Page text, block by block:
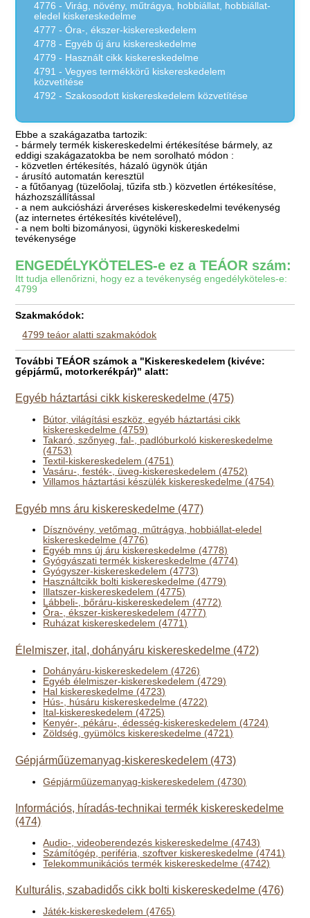
4776 - Virág, növény, műtrágya, hobbiállat, hobbiállat-
eledel kiskereskedelme
4777 - Óra-, ékszer-kiskereskedelem
4778 - Egyéb új áru kiskereskedelme
4779 - Használt cikk kiskereskedelme
4791 - Vegyes termékkörű kiskereskedelem
közvetítése
4792 - Szakosodott kiskereskedelem közvetítése
Ebbe a szakágazatba tartozik:
- bármely termék kiskereskedelmi értékesítése bármely, az
eddigi szakágazatokba be nem sorolható módon :
- közvetlen értékesítés, házaló ügynök útján
- árusító automatán keresztül
- a fűtőanyag (tüzelőolaj, tűzifa stb.) közvetlen értékesítése,
házhozszállítással
- a nem aukciósházi árveréses kiskereskedelmi tevékenység
(az internetes értékesítés kivételével),
- a nem bolti bizományosi, ügynöki kiskereskedelmi
tevékenysége
ENGEDÉLYKÖTELES-e ez a TEÁOR szám:
Itt tudja ellenőrizni, hogy ez a tevékenység engedélyköteles-e:
4799
Szakmakódok:
4799 teáor alatti szakmakódok
További TEÁOR számok a "Kiskereskedelem (kivéve:
gépjármű, motorkerékpár)" alatt:
Egyéb háztartási cikk kiskereskedelme (475)
Bútor, világítási eszköz, egyéb háztartási cikk
kiskereskedelme (4759)
Takaró, szőnyeg, fal-, padlóburkoló kiskereskedelme
(4753)
Textil-kiskereskedelem (4751)
Vasáru-, festék-, üveg-kiskereskedelem (4752)
Villamos háztartási készülék kiskereskedelme (4754)
Egyéb mns áru kiskereskedelme (477)
Dísznövény, vetőmag, műtrágya, hobbiállat-eledel
kiskereskedelme (4776)
Egyéb mns új áru kiskereskedelme (4778)
Gyógyászati termék kiskereskedelme (4774)
Gyógyszer-kiskereskedelem (4773)
Használtcikk bolti kiskereskedelme (4779)
Illatszer-kiskereskedelem (4775)
Lábbeli-, bőráru-kiskereskedelem (4772)
Óra-, ékszer-kiskereskedelem (4777)
Ruházat kiskereskedelem (4771)
Élelmiszer, ital, dohányáru kiskereskedelme (472)
Dohányáru-kiskereskedelem (4726)
Egyéb élelmiszer-kiskereskedelem (4729)
Hal kiskereskedelme (4723)
Hús-, húsáru kiskereskedelme (4722)
Ital-kiskereskedelem (4725)
Kenyér-, pékáru-, édesség-kiskereskedelem (4724)
Zöldség, gyümölcs kiskereskedelme (4721)
Gépjárműüzemanyag-kiskereskedelem (473)
Gépjárműüzemanyag-kiskereskedelem (4730)
Információs, híradás-technikai termék kiskereskedelme
(474)
Audio-, videoberendezés kiskereskedelme (4743)
Számítógép, periféria, szoftver kiskereskedelme (4741)
Telekommunikációs termék kiskereskedelme (4742)
Kulturális, szabadidős cikk bolti kiskereskedelme (476)
Játék-kiskereskedelem (4765)